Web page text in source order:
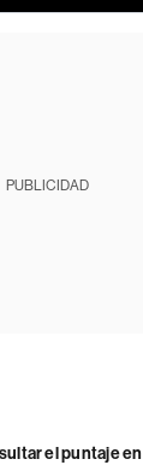
PUBLICIDAD
el puntaje en